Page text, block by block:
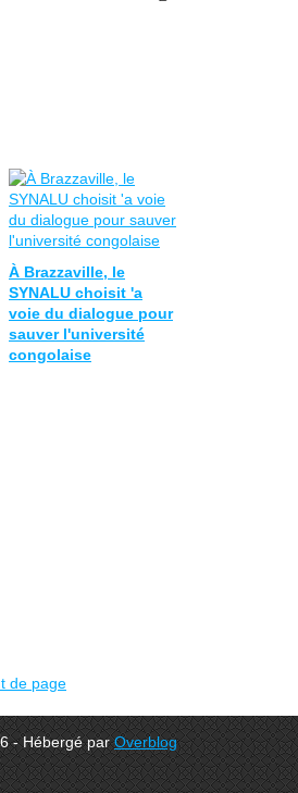
À Brazzaville, le
SYNALU choisit 'a
voie du dialogue pour
sauver l'université
congolaise
de page
- Hébergé parOverblog